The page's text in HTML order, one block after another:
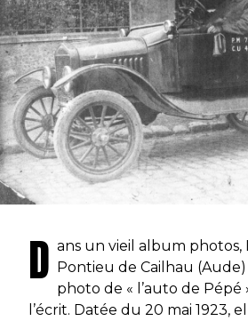
D ans un vieil album photos,
Pontieu de Cailhau
photo de « l’auto de Pépé
l’écrit. Datée du 20 mai 1923,